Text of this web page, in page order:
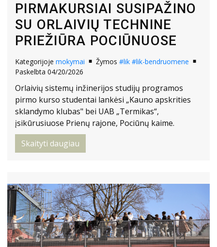
PIRMAKURSIAI SUSIPAŽINO
SU ORLAIVIŲ TECHNINE
PRIEŽIŪRA POCIŪNUOSE
Kategorijoje mokymai Žymos #lik #lik-bendruomene
Paskelbta 04/20/2026
Orlaivių sistemų inžinerijos studijų programos
pirmo kurso studentai lankėsi „Kauno apskrities
sklandymo klubas" bei UAB „Termikas“,
įsikūrusiuose Prienų rajone, Pociūnų kaime.
Skaityti daugiau